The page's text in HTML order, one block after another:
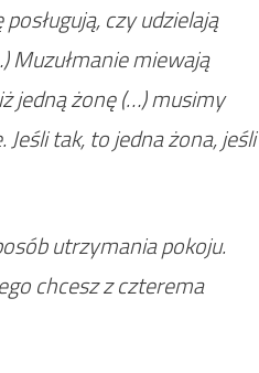
czy udzielają
Muzułmanie miewają
jedną żonę (…) musimy
tak, to jedna żona, jeśli
utrzymania pokoju.
chcesz z czterema